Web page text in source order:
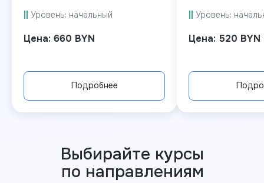
Уровень: начальный
Цена: 660 BYN
Подробнее
Уровень:
Цена: 520 BYN
Выбирайте курсы
по направлениям